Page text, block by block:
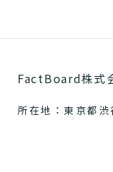
FactBoard株式
所在地：東京都